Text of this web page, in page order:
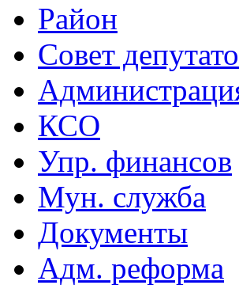
Район
Совет
КСО
Упр. финансов
Мун. служба
Документы
Адм. реформа